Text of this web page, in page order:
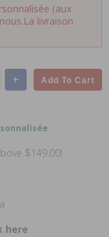
(aux
livraison
+ Add To Cart
$149.00!
here